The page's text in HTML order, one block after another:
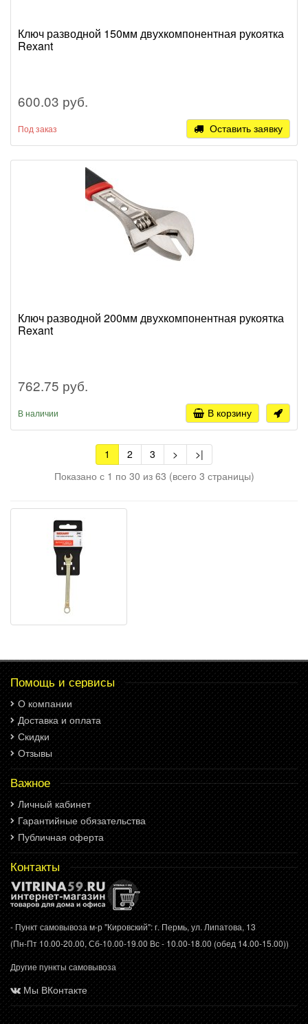
Ключ разводной 150мм двухкомпонентная рукоятка
Rexant
600.03 руб.
Под заказ Оставить заявку
Ключ разводной 200мм двухкомпонентная рукоятка
Rexant
762.75 руб.
В наличии В корзину
1 2 3 >
>|
Показано с 1 по 30 из 63 (всего 3 страницы)
Помощь и сервисы
О компании
Доставка и оплата
Скидки
Отзывы
Важное
Личный кабинет
Гарантийные обязательства
Публичная оферта
Контакты
- Пункт самовывоза м-р "Кировский": г. Пермь, ул. Липатова, 13
(Пн-Пт 10.00-20.00, Сб-10.00-19.00 Вс - 10.00-18.00 (обед 14.00-15.00))
Другие пункты самовывоза
Мы ВКонтакте